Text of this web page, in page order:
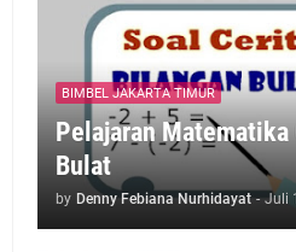
BIMBEL JAKARTA TIMUR
Pelajaran
Bulat
by Denny Febiana Nurhidayat - Juli